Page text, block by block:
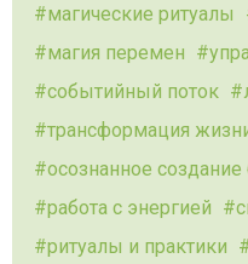
магические ритуалы
магия перемен
событийный поток
трансформация
осознанное
работа с энергией
ритуалы и практики